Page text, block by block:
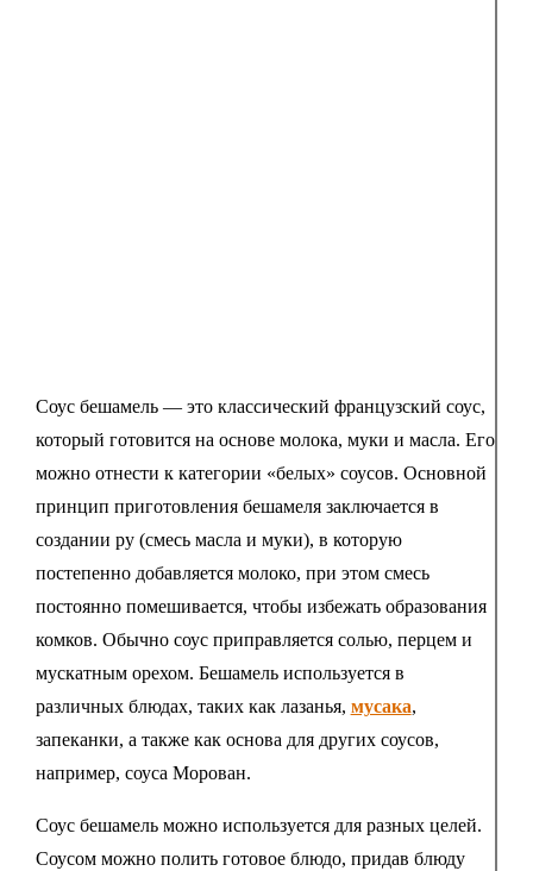
Соус бешамель — это классический французский соус,
который готовится на основе молока, муки и масла. Его
можно отнести к категории «белых» соусов. Основной
принцип приготовления бешамеля заключается в
создании ру (смесь масла и муки), в которую
постепенно добавляется молоко, при этом смесь
постоянно помешивается, чтобы избежать образования
комков. Обычно соус приправляется солью, перцем и
мускатным орехом. Бешамель используется в
различных блюдах, таких как лазанья, мусака,
запеканки, а также как основа для других соусов,
например, соуса Морован.
Соус бешамель можно используется для разных целей.
Соусом можно полить готовое блюдо, придав блюду